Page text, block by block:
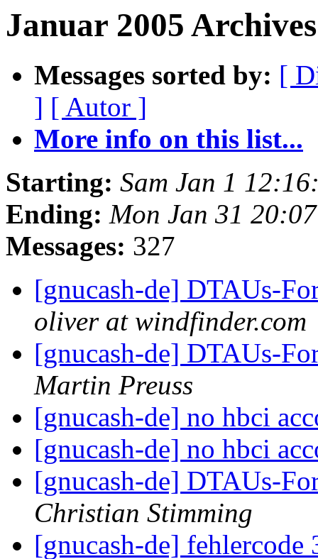
Januar 2005
Messages sorted by: [
] [ Autor ]
More info on this list...
Starting: Sam Jan 1
Ending: Mon Jan 31
Messages: 327
[gnucash-de] DTAUs-
oliver at windfinder.com
[gnucash-de] DTAUs-
Martin Preuss
[gnucash-de] no hbci
[gnucash-de] no hbci
[gnucash-de] DTAUs-
Christian Stimming
[gnucash-de] fehlercode